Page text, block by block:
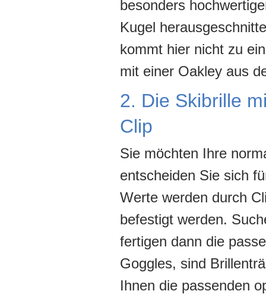
besonders
Kugel
kommt hier nicht zu
mit einer Oakley aus
2. Die Skibrille
Clip
Sie möchten Ihre
entscheiden Sie sich
Werte werden durch
befestigt werden.
fertigen dann die
Goggles, sind
Ihnen die passenden